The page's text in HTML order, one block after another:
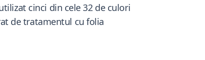
cinci din cele 32 de culori
de tratamentul cu folia